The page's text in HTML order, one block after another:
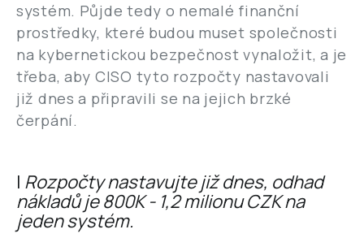
systém. Půjde tedy o nemalé finanční
prostředky, které budou muset společnosti
na kybernetickou bezpečnost vynaložit, a je
třeba, aby CISO tyto rozpočty nastavovali
již dnes a připravili se na jejich brzké
čerpání.
| Rozpočty nastavujte již dnes, odhad
nákladů je 800K - 1,2 milionu CZK na
jeden systém.